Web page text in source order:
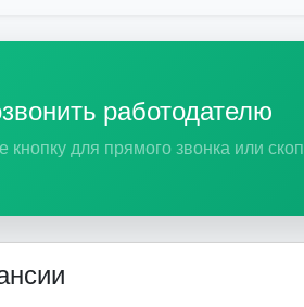
работодателю
кнопку для прямого звонка или